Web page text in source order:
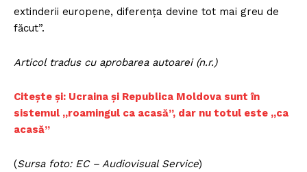
extinderii europene, diferența devine tot mai greu de
făcut”.
Articol tradus cu aprobarea autoarei (n.r.)
Citește și: Ucraina și Republica Moldova sunt în
sistemul „roamingul ca acasă”, dar nu totul este „ca
acasă”
(Sursa foto: EC – Audiovisual Service)